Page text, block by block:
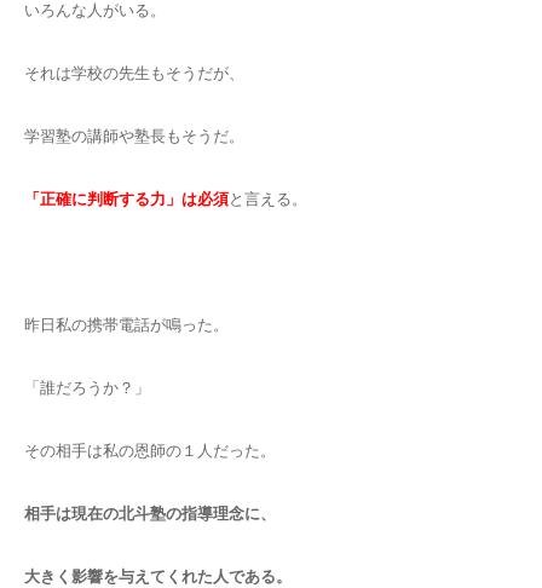
いろんな人がいる。
それは学校の先生もそうだが、
学習塾の講師や塾長もそうだ。
「正確に判断する力」は必須と言える。
昨日私の携帯電話が鳴った。
「誰だろうか？」
その相手は私の恩師の１人だった。
相手は現在の北斗塾の指導理念に、
大きく影響を与えてくれた人である。